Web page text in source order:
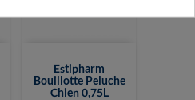
Estipharm
Bouillotte Peluche
Chien 0,75L